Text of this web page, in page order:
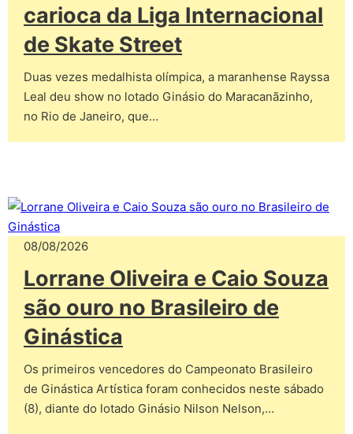
carioca da Liga Internacional
de Skate Street
Duas vezes medalhista olímpica, a maranhense Rayssa
Leal deu show no lotado Ginásio do Maracanãzinho,
no Rio de Janeiro, que…
08/08/2026
Lorrane Oliveira e Caio Souza
são ouro no Brasileiro de
Ginástica
Os primeiros vencedores do Campeonato Brasileiro
de Ginástica Artística foram conhecidos neste sábado
(8), diante do lotado Ginásio Nilson Nelson,…